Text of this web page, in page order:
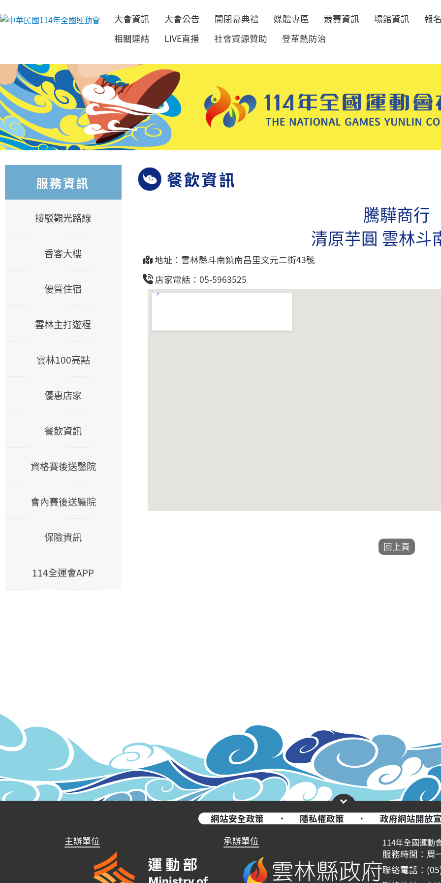
跳到主要內容
大會資訊 大會公告 開閉幕典禮 媒體專區 競賽資訊 場館資訊
報
相關連結
LIVE直播 社會資源贊助 登革熱防治
服務資訊
接駁觀光路線
香客大樓
優質住宿
雲林主打遊程
雲林100亮點
優惠店家
餐飲資訊
資格賽後送醫院
會內賽後送醫院
保險資訊
114全運會APP
餐飲資訊
騰驊商行
清原芋圓 雲林斗
地址：雲林縣斗南鎮南昌里文元二街43號
店家電話：05-5963525
網站安全政策 · 隱私權政策 ·
政府網站開放
主辦單位
承辦單位 114年全國運動
服務時間：周
聯絡電話：